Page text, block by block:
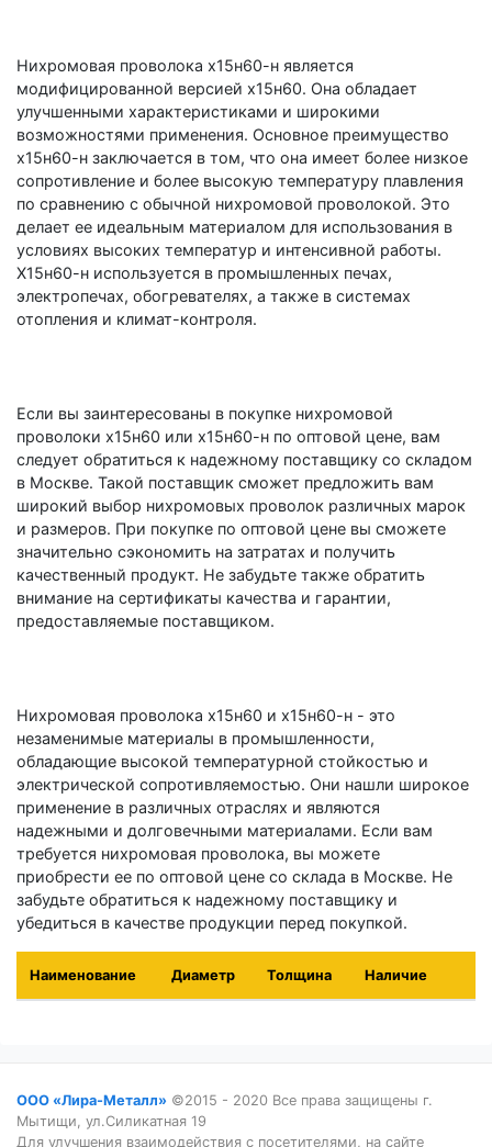
Нихромовая проволока х15н60-н является
модифицированной версией х15н60. Она обладает
улучшенными характеристиками и широкими
возможностями применения. Основное преимущество
х15н60-н заключается в том, что она имеет более низкое
сопротивление и более высокую температуру плавления
по сравнению с обычной нихромовой проволокой. Это
делает ее идеальным материалом для использования в
условиях высоких температур и интенсивной работы.
Х15н60-н используется в промышленных печах,
электропечах, обогревателях, а также в системах
отопления и климат-контроля.
Если вы заинтересованы в покупке нихромовой
проволоки х15н60 или х15н60-н по оптовой цене, вам
следует обратиться к надежному поставщику со складом
в Москве. Такой поставщик сможет предложить вам
широкий выбор нихромовых проволок различных марок
и размеров. При покупке по оптовой цене вы сможете
значительно сэкономить на затратах и получить
качественный продукт. Не забудьте также обратить
внимание на сертификаты качества и гарантии,
предоставляемые поставщиком.
Нихромовая проволока х15н60 и х15н60-н - это
незаменимые материалы в промышленности,
обладающие высокой температурной стойкостью и
электрической сопротивляемостью. Они нашли широкое
применение в различных отраслях и являются
надежными и долговечными материалами. Если вам
требуется нихромовая проволока, вы можете
приобрести ее по оптовой цене со склада в Москве. Не
забудьте обратиться к надежному поставщику и
убедиться в качестве продукции перед покупкой.
Наименование Диаметр Толщина Наличие
ООО «Лира-Металл» ©2015 - 2020 Все права защищены г.
Мытищи, ул.Силикатная 19
Для улучшения взаимодействия с посетителями, на сайте